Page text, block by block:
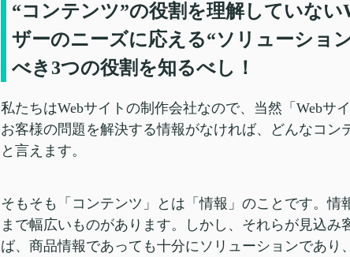
“コンテンツ”の役割を理解していな
ザーのニーズに応える“ソリューショ
べき3つの役割を知るべし！
私たちはWebサイトの制作会社なので、当然「Webサ
お客様の問題を解決する情報がなければ、どんなコ
と言えます。
そもそも「コンテンツ」とは「情報」のことです。
まで幅広いものがあります。しかし、それらが見込
ば、商品情報であっても十分にソリューションであり